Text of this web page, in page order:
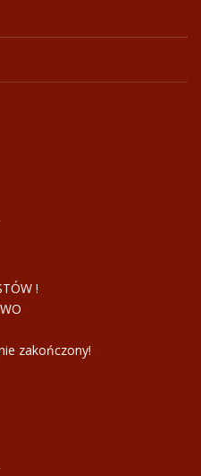
!
zakończony!